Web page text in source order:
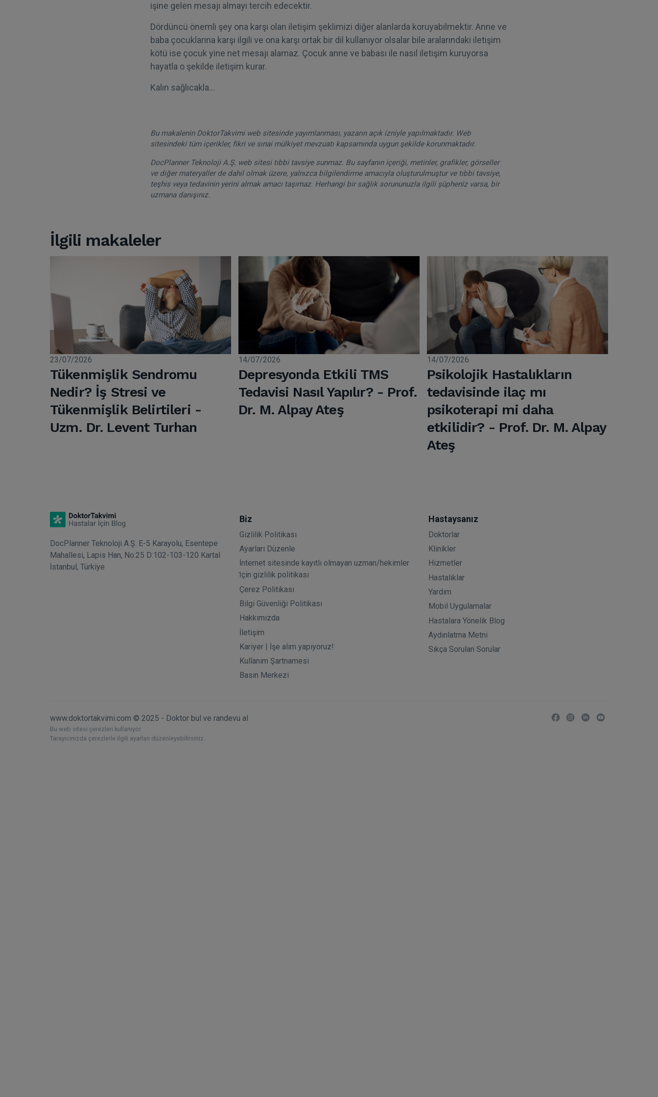
işine gelen mesajı almayı tercih edecektir.
Dördüncü önemli şey ona karşı olan iletişim şeklimizi diğer alanlarda koruyabilmektir. Anne ve
baba çocuklarına karşı ilgili ve ona karşı ortak bir dil kullanıyor olsalar bile aralarındaki iletişim
kötü ise çocuk yine net mesajı alamaz. Çocuk anne ve babası ile nasıl iletişim kuruyorsa
hayatla o şekilde iletişim kurar.
Kalın sağlıcakla…
Bu makalenin DoktorTakvimi web sitesinde yayımlanması, yazarın açık izniyle yapılmaktadır. Web
sitesindeki tüm içerikler, fikri ve sınai mülkiyet mevzuatı kapsamında uygun şekilde korunmaktadır.
DocPlanner Teknoloji A.Ş. web sitesi tıbbi tavsiye sunmaz. Bu sayfanın içeriği, metinler, grafikler, görseller
ve diğer materyaller de dahil olmak üzere, yalnızca bilgilendirme amacıyla oluşturulmuştur ve tıbbi tavsiye,
teşhis veya tedavinin yerini almak amacı taşımaz. Herhangi bir sağlık sorununuzla ilgili şüpheniz varsa, bir
uzmana danışınız.
İlgili makaleler
23/07/2026
Tükenmişlik Sendromu
Nedir? İş Stresi ve
Tükenmişlik Belirtileri -
Uzm. Dr. Levent Turhan
14/07/2026
Depresyonda Etkili TMS
Tedavisi Nasıl Yapılır? - Prof.
Dr. M. Alpay Ateş
14/07/2026
Psikolojik Hastalıkların
tedavisinde ilaç mı
psikoterapi mi daha
etkilidir? - Prof. Dr. M. Alpay
Ateş
DocPlanner Teknoloji A.Ş. E-5 Karayolu, Esentepe
Mahallesi, Lapis Han, No:25 D:102-103-120 Kartal
İstanbul, Türkiye
Biz
Gizlilik Politikası
Ayarları Düzenle
İnternet sitesinde kayıtlı olmayan uzman/hekimler
i̇çin gizlilik politikası
Çerez Politikası
Bilgi Güvenliği Politikası
Hakkımızda
İletişim
Kariyer | İşe alım yapıyoruz!
Kullanım Şartnamesi
Basın Merkezi
Hastaysanız
Doktorlar
Klinikler
Hizmetler
Hastaliklar
Yardım
Mobil Uygulamalar
Hastalara Yönelik Blog
Aydınlatma Metni
Sıkça Sorulan Sorular
www.doktortakvimi.com © 2025 - Doktor bul ve randevu al
Bu web sitesi çerezleri kullanıyor.
Tarayıcınızda çerezlerle ilgili ayarları düzenleyebilirsiniz.